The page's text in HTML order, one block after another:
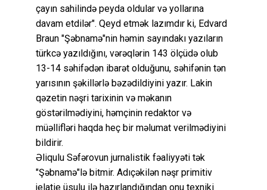
çayın sahilində peyda oldular və yollarına
davam etdilər". Qeyd etmək lazımdır ki, Edvard
Braun "Şəbnamə"nin həmin sayındakı yazıların
türkcə yazıldığını, vərəqlərin 143 ölçüdə olub
13-14 səhifədən ibarət olduğunu, səhifənin tən
yarısının şəkillərlə bəzədildiyini yazır. Lakin
qəzetin nəşri tarixinin və məkanın
göstərilmədiyini, həmçinin redaktor və
müəllifləri haqda heç bir məlumat verilmədiyini
bildirir.
Əliqulu Səfərovun jurnalistik fəaliyyəti tək
"Şəbnamə"lə bitmir. Adıçəkilən nəşr primitiv
jelatie üsulu ilə hazırlandığından onu texniki